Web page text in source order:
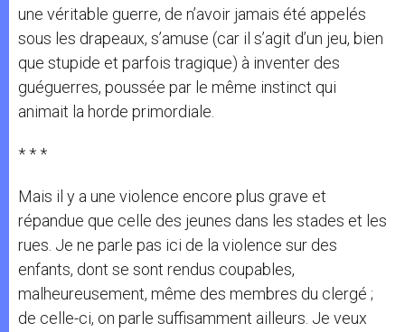
une véritable guerre, de n’avoir jamais été appelés
sous les drapeaux, s’amuse (car il s’agit d’un jeu, bien
que stupide et parfois tragique) à inventer des
guéguerres, poussée par le même instinct qui
animait la horde primordiale.
* * *
Mais il y a une violence encore plus grave et
répandue que celle des jeunes dans les stades et les
rues. Je ne parle pas ici de la violence sur des
enfants, dont se sont rendus coupables,
malheureusement, même des membres du clergé ;
de celle-ci, on parle suffisamment ailleurs. Je veux